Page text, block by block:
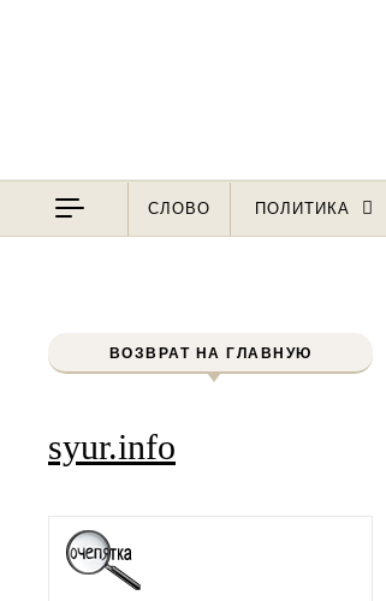
СЛОВО ПОЛИТИКА
ВОЗВРАТ НА ГЛАВНУЮ
syur.info